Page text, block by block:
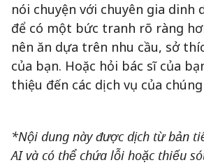
nói chuyện với chuyên gia dinh
để có một bức tranh rõ ràng
nên ăn dựa trên nhu cầu, sở
của bạn. Hoặc hỏi bác sĩ của
thiệu đến các dịch vụ của
*Nội dung này được dịch từ bản
AI và có thể chứa lỗi hoặc thiếu